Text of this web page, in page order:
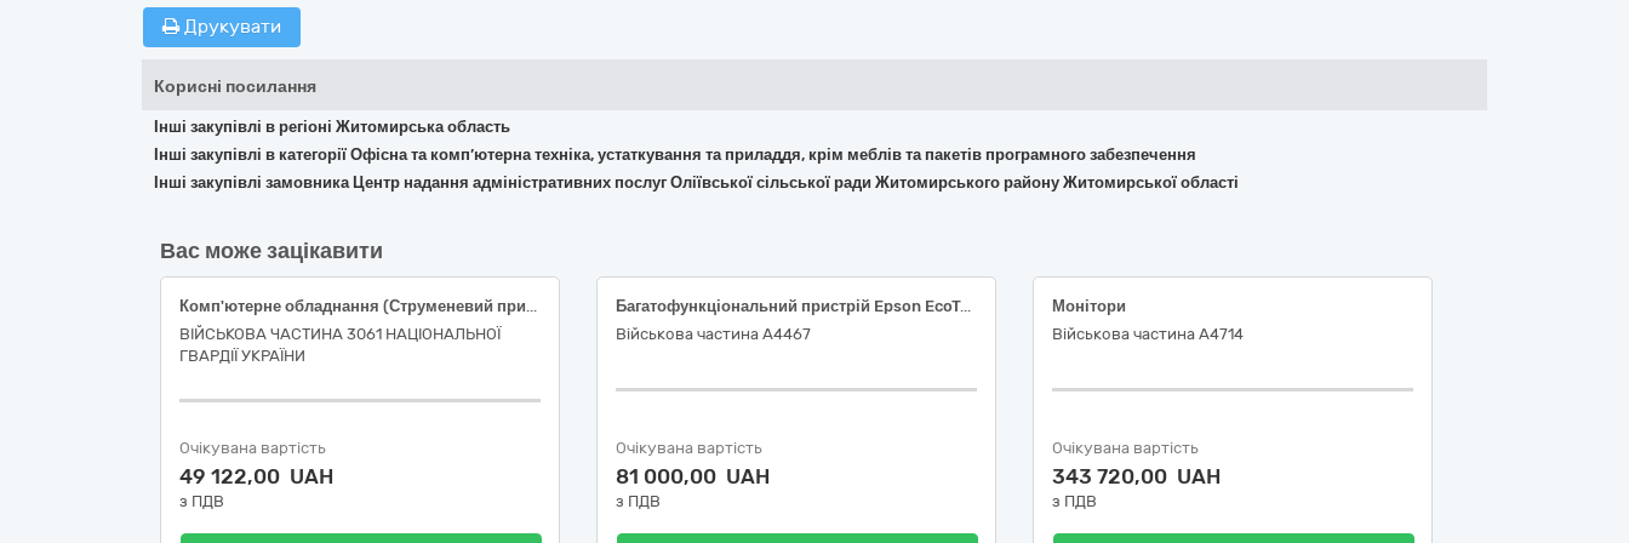
Друкувати
Корисні посилання
Інші закупівлі в регіоні Житомирська область
Інші закупівлі в категорії Офісна та комп’ютерна техніка, устаткування та приладдя, крім меблів та пакетів програмного забезпечення
Інші закупівлі замовника Центр надання адміністративних послуг Оліївської сільської ради Житомирського району Житомирської області
Вас може зацікавити
Комп'ютерне обладнання (Струменевий принтер Epson L121 (або еквівалент), Багатофункціональний пристрій Epson EcoTank L3250 (або еквівалент))
ВІЙСЬКОВА ЧАСТИНА 3061 НАЦІОНАЛЬНОЇ
ГВАРДІЇ УКРАЇНИ
Очікувана вартість
49 122,00 UAH
з ПДВ
Багатофункціональний пристрій Epson EcoTank L3201 (C11CJ69402) або аналог; Багатофункціональний пристрій XEROX WORKCENTRE 3025BI; Принтер Canon PIXMA G1410; Лазерний принтер Kyocera PA2101cx; Оптичний привод Gembird DVD-USB-02, 30230000-0 Комп'ютерне обладнання за ДК 021:2015 Єдиного закупівельного словника
Військова частина А4467
Очікувана вартість
81 000,00 UAH
з ПДВ
Монітори
Військова частина А4714
Очікувана вартість
343 720,00 UAH
з ПДВ